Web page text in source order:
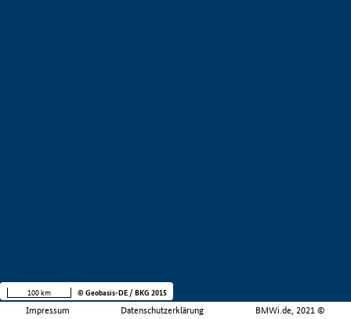
Impressum Datenschutzerklärung BMWi.de, 2021 ©
100 km © Geobasis-DE / BKG 2015